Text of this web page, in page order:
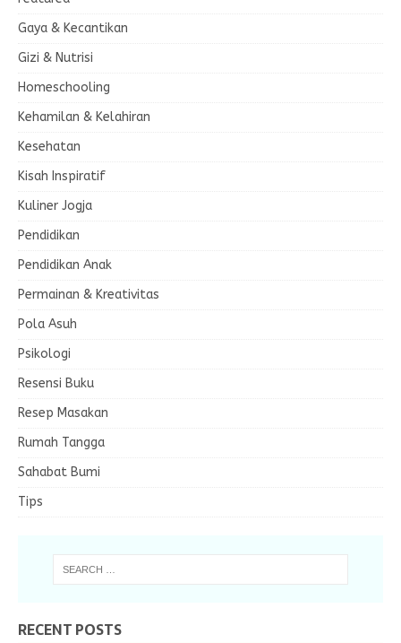
Gaya & Kecantikan
Gizi & Nutrisi
Homeschooling
Kehamilan & Kelahiran
Kesehatan
Kisah Inspiratif
Kuliner Jogja
Pendidikan
Pendidikan Anak
Permainan & Kreativitas
Pola Asuh
Psikologi
Resensi Buku
Resep Masakan
Rumah Tangga
Sahabat Bumi
Tips
RECENT POSTS